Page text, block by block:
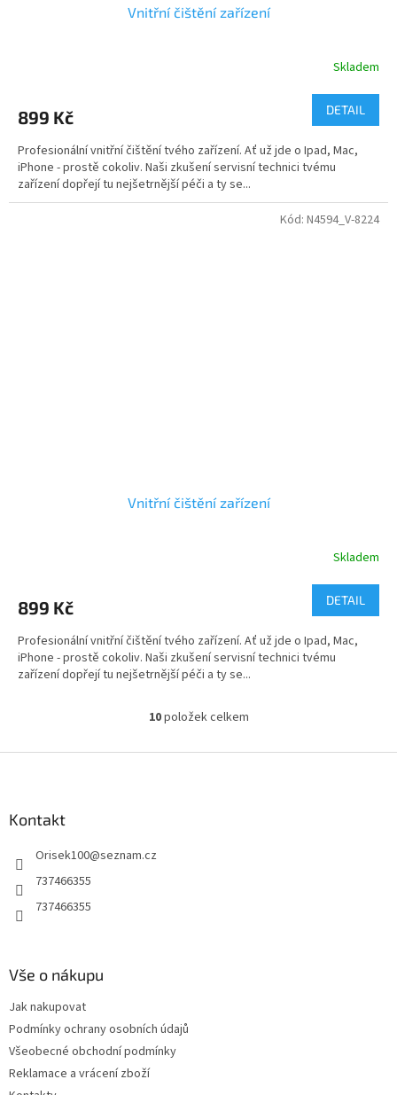
Vnitřní čištění zařízení
Skladem
899 Kč DETAIL
Profesionální vnitřní čištění tvého zařízení. Ať už jde o Ipad, Mac,
iPhone - prostě cokoliv. Naši zkušení servisní technici tvému
zařízení dopřejí tu nejšetrnější péči a ty se...
Vnitřní čištění zařízení
Skladem
899 Kč DETAIL
Profesionální vnitřní čištění tvého zařízení. Ať už jde o Ipad, Mac,
iPhone - prostě cokoliv. Naši zkušení servisní technici tvému
zařízení dopřejí tu nejšetrnější péči a ty se...
Kód: N4594_V-8224
O
l
10položek celkem
Kontakt
Orisek100@seznam.cz
737466355
737466355
Vše o nákupu
Jak nakupovat
Podmínky ochrany osobních údajů
Všeobecné obchodní podmínky
Reklamace a vrácení zboží